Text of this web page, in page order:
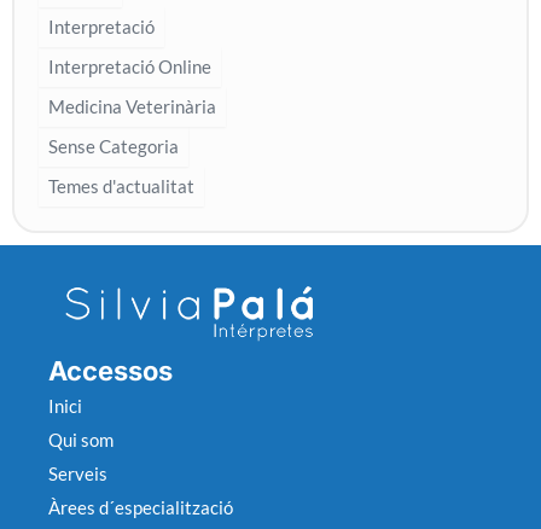
Interpretació
Interpretació Online
Medicina Veterinària
Sense Categoria
Temes d'actualitat
Accessos
Inici
Qui som
Serveis
Àrees d´especialització